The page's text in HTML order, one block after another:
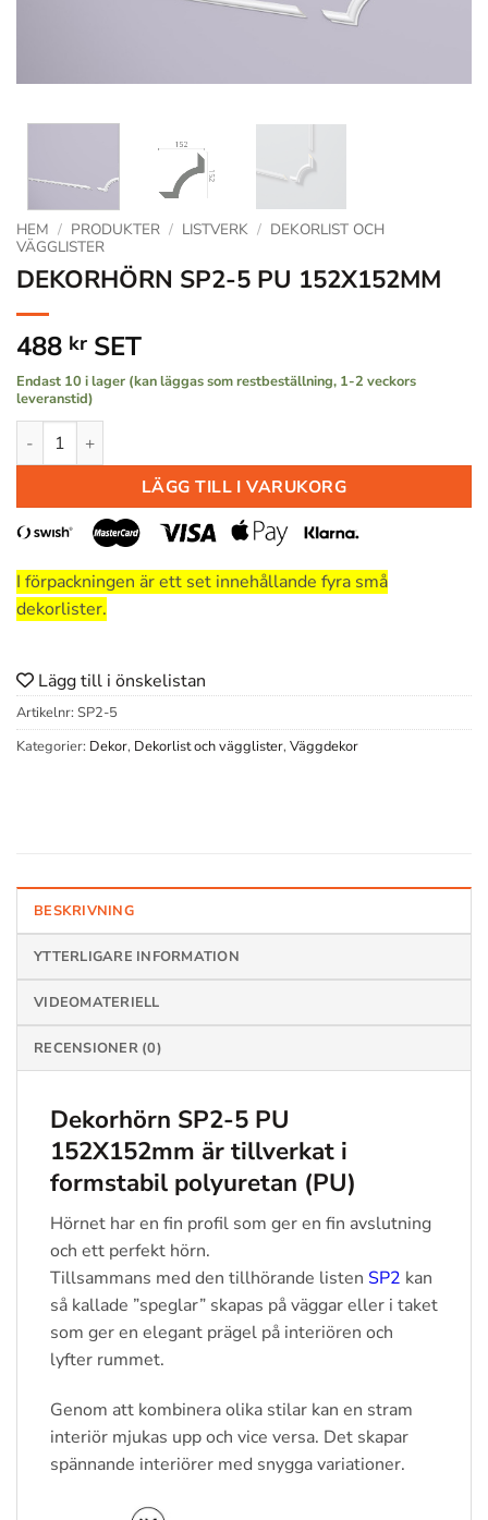
HEM / PRODUKTER / LISTVERK / DEKORLIST OCH
VÄGGLISTER
DEKORHÖRN SP2-5 PU 152X152MM
488 kr SET
Endast 10 i lager (kan läggas som restbeställning, 1-2 veckors
leveranstid)
DEKORHÖRN SP2-5 PU 152X152MM mängd
LÄGG TILL I VARUKORG
I förpackningen är ett set innehållande fyra små
dekorlister.
Lägg till i önskelistan
Artikelnr: SP2-5
Kategorier: Dekor, Dekorlist och vägglister, Väggdekor
BESKRIVNING
YTTERLIGARE INFORMATION
VIDEOMATERIELL
RECENSIONER (0)
Dekorhörn SP2-5 PU
152X152mm är tillverkat i
formstabil polyuretan (PU)
Hörnet har en fin profil som ger en fin avslutning
och ett perfekt hörn.
Tillsammans med den tillhörande listen SP2 kan
så kallade ”speglar” skapas på väggar eller i taket
som ger en elegant prägel på interiören och
lyfter rummet.
Genom att kombinera olika stilar kan en stram
interiör mjukas upp och vice versa. Det skapar
spännande interiörer med snygga variationer.